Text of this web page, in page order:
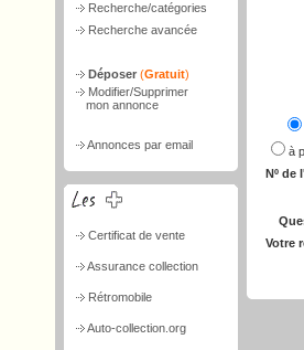
Recherche/catégories
Recherche avancée
Déposer (Gratuit)
Modifier/Supprimer
mon annonce
Annonces par email
Certificat de vente
Assurance collection
Rétromobile
Auto-collection.org
à
Nº de
Votre